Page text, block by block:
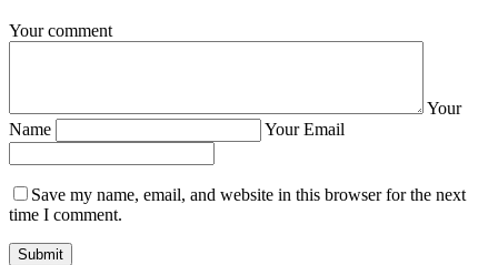
Your comment
Your
Name
Your Email
Save my name, email, and website in this browser for the next
time I comment.
Submit